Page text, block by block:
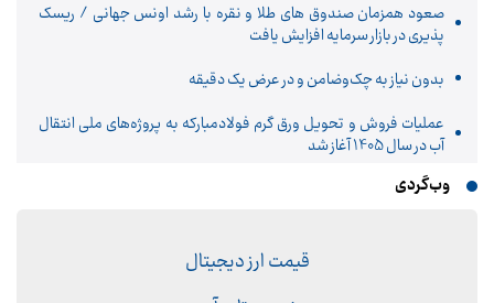
صعود همزمان صندوق های طلا و نقره با رشد اونس جهانی / ریسک
پذیری در بازار سرمایه افزایش یافت
بدون نیاز به چک‌وضامن و در عرض یک دقیقه
عملیات فروش و تحویل ورق گرم فولادمبارکه به پروژه‌های ملی انتقال
آب در سال 1405 آغاز شد
وب‌گردی
قیمت ارز دیجیتال